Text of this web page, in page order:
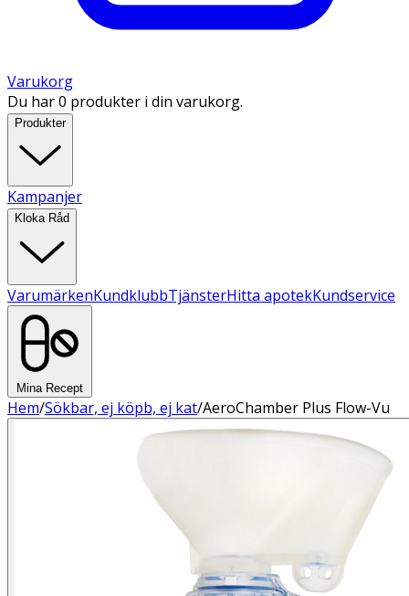
Varukorg
Du har 0 produkter i din varukorg.
Produkter
Kampanjer
Kloka Råd
VarumärkenKundklubbTjänsterHitta apotekKundservice
Mina Recept
Hem/Sökbar, ej köpb, ej kat/AeroChamber Plus Flow-Vu